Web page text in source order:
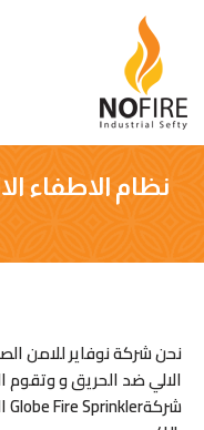
تخطى
المحتوى
نظام الاطفاء
نحن شركة نوفاير للامن
الالي ضد الحريق و وتقوم